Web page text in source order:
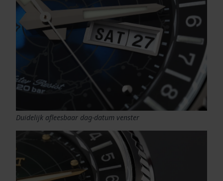
Duidelijk afleesbaar dag-datum venster